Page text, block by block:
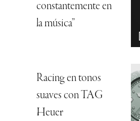
constantemente en
la música”
Racing en tonos
suaves con TAG
Heuer